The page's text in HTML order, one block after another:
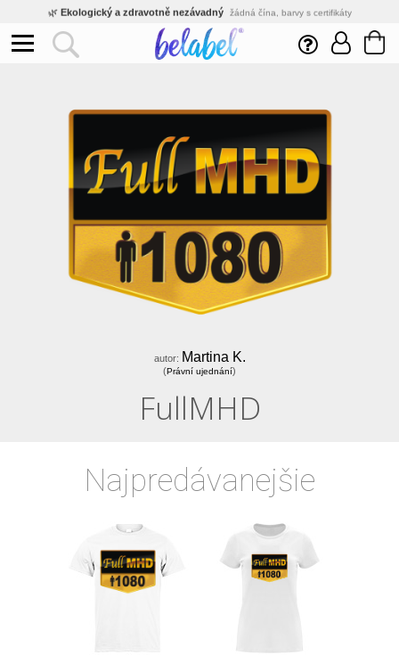
🌿 Ekologický a zdravotně nezávadný žádná čína, barvy s certifikáty
Inovativní výroba vlastní vývoj, nejnovější technologie
Rychlé dodání expedujeme do 24h
autor: Martina K.
(Právní ujednání)
FullMHD
Najpredávanejšie